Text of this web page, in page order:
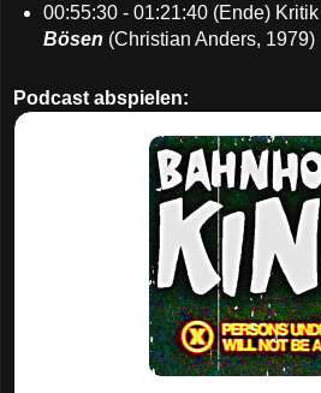
00:55:30 - 01:21:40 (Ende) Kritik
Bösen (Christian Anders, 1979)
Podcast abspielen: